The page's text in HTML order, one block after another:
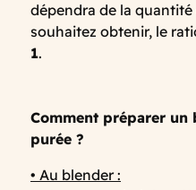
dépendra de la
souhaitez obtenir, le
1.
Comment préparer
purée ?
• Au blender :